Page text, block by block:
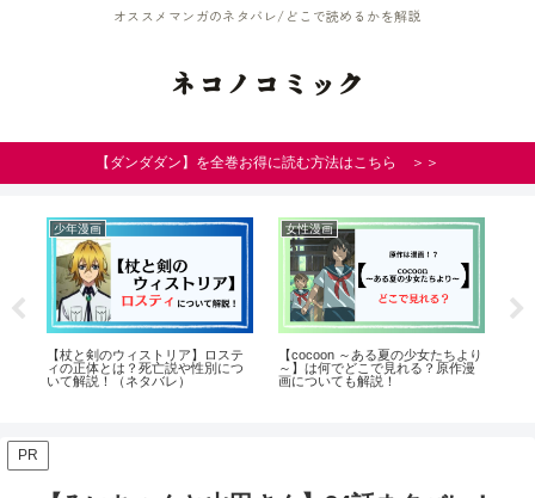
オススメマンガのネタバレ/どこで読めるかを解説
ネコノコミック
【ダンダダン】を全巻お得に読む方法はこちら ＞＞
少年漫画
【杖と剣のウィストリア】ロステ
ィの正体とは？死亡説や性別につ
いて解説！（ネタバレ）
女性漫画
【cocoon ～ある夏の少女たちより
～】は何でどこで見れる？原作漫
画についても解説！
PR